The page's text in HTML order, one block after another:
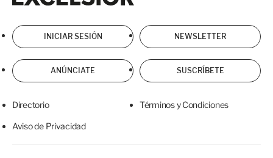
INICIAR SESIÓN NEWSLETTER
ANÚNCIATE SUSCRÍBETE
Directorio Términos y Condiciones
Aviso de Privacidad